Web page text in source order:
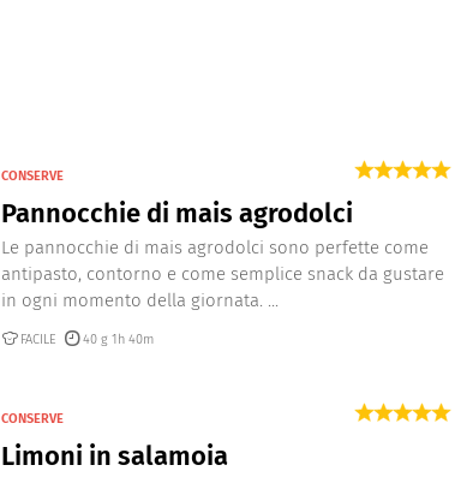
CONSERVE
Pannocchie di mais agrodolci
Le pannocchie di mais agrodolci sono perfette come
antipasto, contorno e come semplice snack da gustare
in ogni momento della giornata. ...
FACILE 40 g 1h 40m
CONSERVE
Limoni in salamoia